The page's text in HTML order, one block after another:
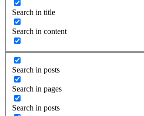
Search in title
Search in content
Search in posts
Search in pages
Search in posts